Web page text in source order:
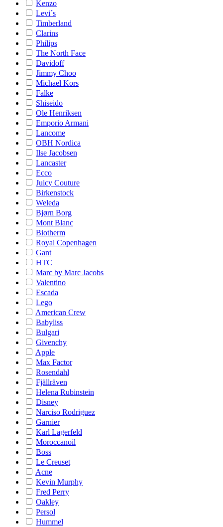
Kenzo
Levi´s
Timberland
Clarins
Philips
The North Face
Davidoff
Jimmy Choo
Michael Kors
Falke
Shiseido
Ole Henriksen
Emporio Armani
Lancome
OBH Nordica
Ilse Jacobsen
Lancaster
Ecco
Juicy Couture
Birkenstock
Weleda
Bjørn Borg
Mont Blanc
Biotherm
Royal Copenhagen
Gant
HTC
Marc by Marc Jacobs
Valentino
Escada
Lego
American Crew
Babyliss
Bulgari
Givenchy
Apple
Max Factor
Rosendahl
Fjällräven
Helena Rubinstein
Disney
Narciso Rodriguez
Garnier
Karl Lagerfeld
Moroccanoil
Boss
Le Creuset
Acne
Kevin Murphy
Fred Perry
Oakley
Persol
Hummel